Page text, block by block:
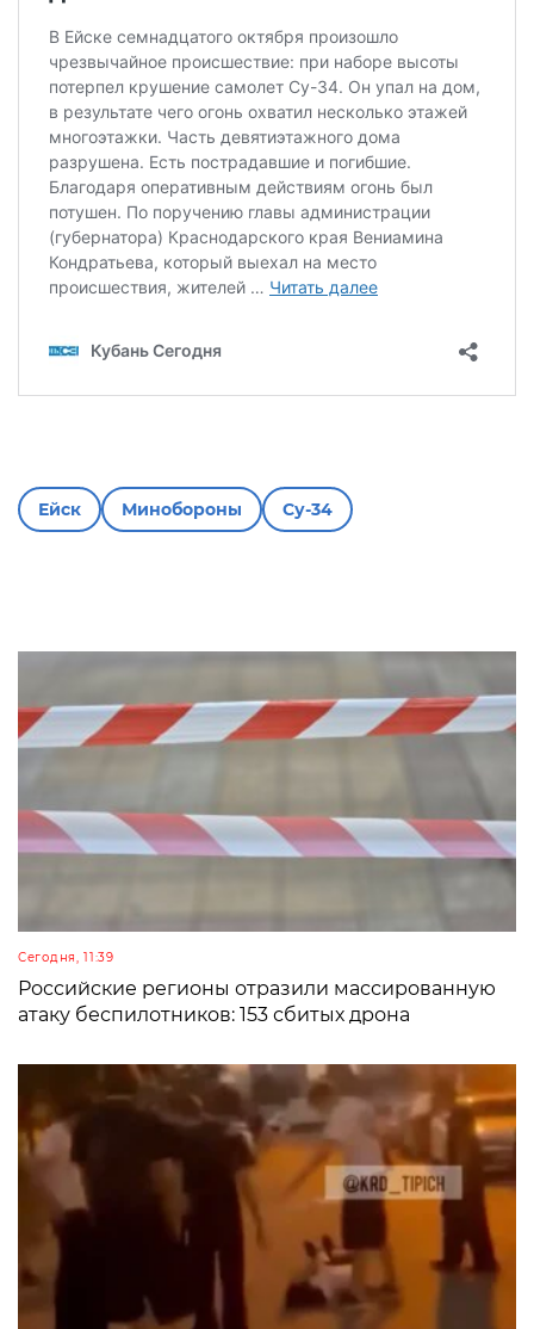
Ейск Минобороны Су-34
Сегодня, 11:39
Российские регионы отразили массированную
атаку беспилотников: 153 сбитых дрона